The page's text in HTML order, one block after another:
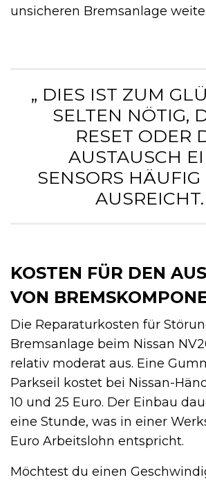
unsicheren Bremsanlage
„ DIES IST ZUM
SELTEN NÖTIG,
RESET ODER
AUSTAUSCH
SENSORS HÄUFIG
AUSREICHT.
KOSTEN FÜR DEN
VON
Die Reparaturkosten für
Bremsanlage beim Nissan
relativ moderat aus. Eine
Parkseil kostet bei Nissan-
10 und 25 Euro. Der Einbau
eine Stunde, was in einer
Euro Arbeitslohn entspricht.
Möchtest du einen